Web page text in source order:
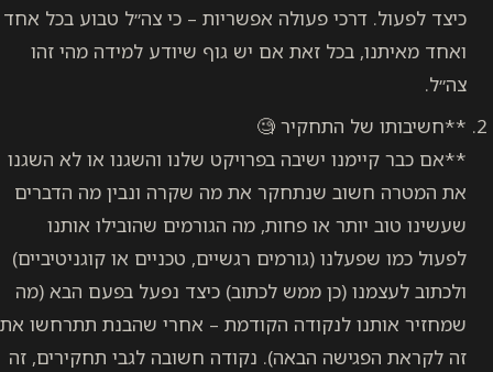
כיצד לפעול. דרכי פעולה אפשריות – כי צה״ל טבוע בכל אחד
ואחד מאיתנו, בכל זאת אם יש גוף שיודע למידה מהי זהו
צה״ל.
**חשיבותו של התחקיר 🧐
**אם כבר קיימנו ישיבה בפרויקט שלנו והשגנו או לא השגנו
את המטרה חשוב שנתחקר את מה שקרה ונבין מה הדברים
שעשינו טוב יותר או פחות, מה הגורמים שהובילו אותנו
לפעול כמו שפעלנו (גורמים רגשיים, טכניים או קוגניטיביים)
ולכתוב לעצמנו (כן ממש לכתוב) כיצד נפעל בפעם הבא (מה
שמחזיר אותנו לנקודה הקודמת – אחרי שהבנת תתרחשו את
זה לקראת הפגישה הבאה). נקודה חשובה לגבי תחקירים, זה